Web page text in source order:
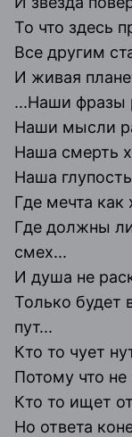
То что здесь
Все другим
И живая
...Наши фразы
Наши мысли
Наша смерть
Наша
Где мечта как
Где должны
смех...
И душа не
Только будет
пут...
Кто то чует
Потому что
Кто то ищет
Но ответа